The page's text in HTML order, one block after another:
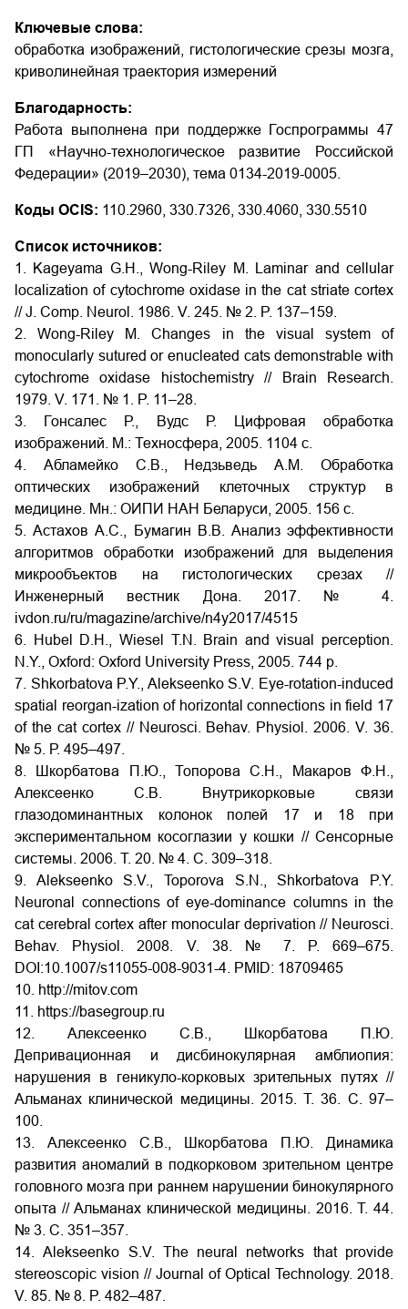
Ключевые слова:
обработка изображений, гистологические срезы мозга,
криволинейная траектория измерений
Благодарность:
Работа выполнена при поддержке Госпрограммы 47
ГП «Научно-технологическое развитие Российской
Федерации» (2019–2030), тема 0134-2019-0005.
Коды OCIS: 110.2960, 330.7326, 330.4060, 330.5510
Список источников:
1. Kageyama G.H., Wong-Riley M. Laminar and cellular
localization of cytochrome oxidase in the cat striate cortex
// J. Comp. Neurol. 1986. V. 245. № 2. P. 137–159.
2. Wong-Riley M. Changes in the visual system of
monocularly sutured or enucleated cats demonstrable with
cytochrome oxidase histochemistry // Brain Research.
1979. V. 171. № 1. P. 11–28.
3. Гонсалес Р., Вудс Р. Цифровая обработка
изображений. М.: Техносфера, 2005. 1104 с.
4. Абламейко С.В., Недзьведь А.М. Обработка
оптических изображений клеточных структур в
медицине. Мн.: ОИПИ НАН Беларуси, 2005. 156 с.
5. Астахов А.С., Бумагин В.В. Анализ эффективности
алгоритмов обработки изображений для выделения
микрообъектов на гистологических срезах //
Инженерный вестник Дона. 2017. № 4.
ivdon.ru/ru/magazine/archive/n4y2017/4515
6. Hubel D.H., Wiesel T.N. Brain and visual perception.
N.Y., Oxford: Oxford University Press, 2005. 744 p.
7. Shkorbatova P.Y., Alekseenko S.V. Eye-rotation-induced
spatial reorgan-ization of horizontal connections in field 17
of the cat cortex // Neurosci. Behav. Physiol. 2006. V. 36.
№ 5. Р. 495–497.
8. Шкорбатова П.Ю., Топорова С.Н., Макаров Ф.Н.,
Алексеенко С.В. Внутрикорковые связи
глазодоминантных колонок полей 17 и 18 при
экспериментальном косоглазии у кошки // Сенсорные
системы. 2006. Т. 20. № 4. C. 309–318.
9. Alekseenko S.V., Toporova S.N., Shkorbatova P.Y.
Neuronal connections of eye-dominance columns in the
cat cerebral cortex after monocular deprivation // Neurosci.
Behav. Physiol. 2008. V. 38. № 7. P. 669–675.
DOI:10.1007/s11055-008-9031-4. PMID: 18709465
10. http://mitov.com
11. https://basegroup.ru
12. Алексеенко С.В., Шкорбатова П.Ю.
Депривационная и дисбинокулярная амблиопия:
нарушения в геникуло-корковых зрительных путях //
Альманах клинической медицины. 2015. Т. 36. С. 97–
100.
13. Алексеенко С.В., Шкорбатова П.Ю. Динамика
развития аномалий в подкорковом зрительном центре
головного мозга при раннем нарушении бинокулярного
опыта // Альманах клинической медицины. 2016. Т. 44.
№ 3. С. 351–357.
14. Alekseenko S.V. The neural networks that provide
stereoscopic vision // Journal of Optical Technology. 2018.
V. 85. № 8. P. 482–487.